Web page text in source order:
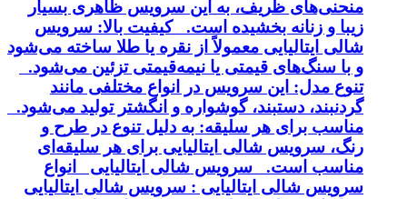
منحنی‌های ظریف، به این سرویس ظاهری بسیار
زیبا و زنانه بخشیده است. کیفیت بالا: سرویس
شالی ایتالیایی معمولاً از نقره یا طلا ساخته می‌شود
و با سنگ‌های قیمتی یا نیمه‌قیمتی تزئین می‌شود.
تنوع مدل: این سرویس در انواع مختلفی مانند
گردنبند، دستبند، گوشواره و انگشتر تولید می‌شود.
مناسب برای هر سلیقه: به دلیل تنوع در طرح و
رنگ، سرویس شالی ایتالیایی برای هر سلیقه‌ای
مناسب است. سرویس شالی ایتالیایی انواع
سرویس شالی ایتالیایی : سرویس شالی ایتالیایی